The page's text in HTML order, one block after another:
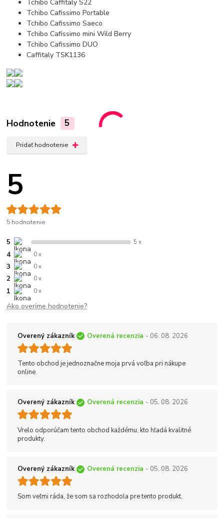
Tchibo Caffitaly S22
Tchibo Cafissimo Portable
Tchibo Cafissimo Saeco
Tchibo Cafissimo mini Wild Berry
Tchibo Cafissimo DUO
Caffitaly TSK1136
Hodnotenie 5
Pridať hodnotenie
5
5 hodnotenie
5 5 x
4 0 x
3 0 x
2 0 x
1 0 x
Ako overíme hodnotenie?
Overený zákazník Overená recenzia - 06. 08. 2026
Tento obchod je jednoznačne moja prvá voľba pri nákupe
online.
Overený zákazník Overená recenzia - 05. 08. 2026
Vrelo odporúčam tento obchod každému, kto hľadá kvalitné
produkty.
Overený zákazník Overená recenzia - 05. 08. 2026
Som veľmi ráda, že som sa rozhodola pre tento produkt.